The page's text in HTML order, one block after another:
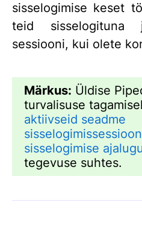
sisselogimise keset
teid
sessiooni, kui olete
Märkus: Üldise
turvalisuse
aktiivseid seadme
sisselogimise ajalugu
tegevuse suhtes.